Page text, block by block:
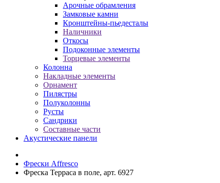
Арочные обрамления
Замковые камни
Кронштейны-пьедесталы
Наличники
Откосы
Подоконные элементы
Торцевые элементы
Колонна
Накладные элементы
Орнамент
Пилястры
Полуколонны
Русты
Сандрики
Составные части
Акустические панели
Фрески Affresco
Фреска Терраса в поле, арт. 6927